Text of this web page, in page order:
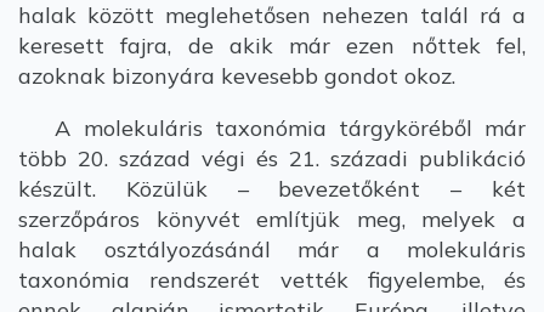
halak között meglehetősen nehezen talál rá a
keresett fajra, de akik már ezen nőttek fel,
azoknak bizonyára kevesebb gondot okoz.
A molekuláris taxonómia tárgyköréből már
több 20. század végi és 21. századi publikáció
készült. Közülük – bevezetőként – két
szerzőpáros könyvét említjük meg, melyek a
halak osztályozásánál már a molekuláris
taxonómia rendszerét vették figyelembe, és